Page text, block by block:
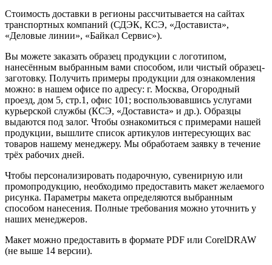
Стоимость доставки в регионы рассчитывается на сайтах
транспортных компаний (СДЭК, КСЭ, «Достависта»,
«Деловые линии», «Байкал Сервис»).
Вы можете заказать образец продукции с логотипом,
нанесённым выбранным вами способом, или чистый образец-
заготовку. Получить примеры продукции для ознакомления
можно: в нашем офисе по адресу: г. Москва, Огородный
проезд, дом 5, стр.1, офис 101; воспользовавшись услугами
курьерской службы (КСЭ, «Достависта» и др.). Образцы
выдаются под залог. Чтобы ознакомиться с примерами нашей
продукции, вышлите список артикулов интересующих вас
товаров нашему менеджеру. Мы обработаем заявку в течение
трёх рабочих дней.
Чтобы персонализировать подарочную, сувенирную или
промопродукцию, необходимо предоставить макет желаемого
рисунка. Параметры макета определяются выбранным
способом нанесения. Полные требования можно уточнить у
наших менеджеров.
Макет можно предоставить в формате PDF или CorelDRAW
(не выше 14 версии).